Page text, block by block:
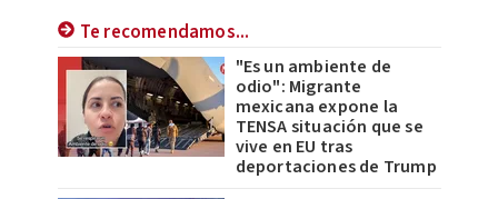
Te recomendamos...
"Es un ambiente de
odio": Migrante
mexicana expone la
TENSA situación que se
vive en EU tras
deportaciones de Trump